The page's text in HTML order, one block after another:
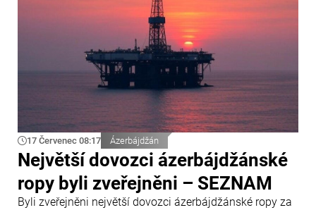
17 Červenec 08:17 Ázerbájdžán
Největší dovozci ázerbájdžánské
ropy byli zveřejněni – SEZNAM
Byli zveřejněni největší dovozci ázerbájdžánské ropy za